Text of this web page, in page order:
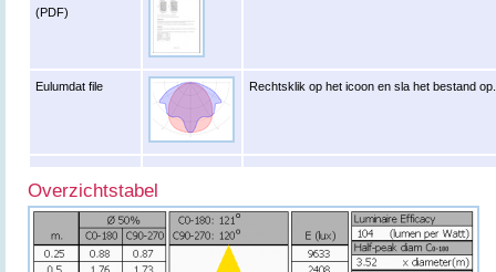
(PDF)
Eulumdat file Rechtsklik op het icoon en sla het bestand op.
Overzichtstabel